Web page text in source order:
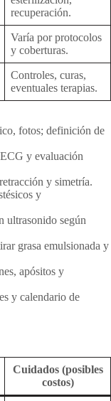
recuperación.
Varía por protocolos
y coberturas.
Controles, curas,
eventuales terapias.
fotos; definición de
y evaluación
y simetría.
y
ultrasonido según
grasa emulsionada y
apósitos y
y calendario de
Cuidados (posibles
costos)